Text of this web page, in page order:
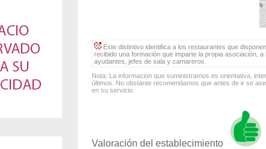
Este distintivo identifica a los restaurantes que
recibido una formación que imparte la propia asociación,
ayudantes, jefes de sala y camareros.
Nota: La información que suministramos es orientativa,
últimos. No obstante recomendamos que antes de ir se
en su servicio.
Valoración del establecimiento